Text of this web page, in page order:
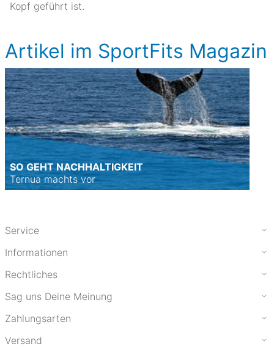
Kopf geführt ist.
Artikel im SportFits Magazin
SO GEHT NACHHALTIGKEIT
Ternua machts vor
Service
Informationen
Rechtliches
Sag uns Deine Meinung
Zahlungsarten
Versand